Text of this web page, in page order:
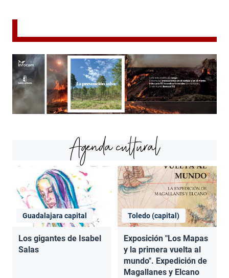
Agenda cultural
Guadalajara capital
Los gigantes de Isabel
Salas
Toledo (capital)
Exposición "Los Mapas
y la primera vuelta al
mundo". Expedición de
Magallanes y Elcano